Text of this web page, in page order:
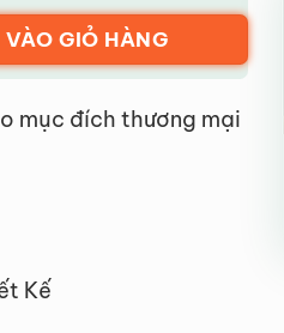
VÀO GIỎ HÀNG
mục đích thương mại
Kế